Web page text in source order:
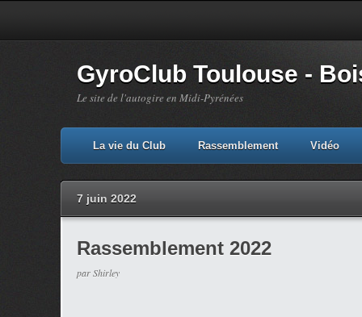
GyroClub Toulouse -
Le site de l'autogire en Midi-Pyrénées
La vie du Club Rassemblement Vidéo
7 juin 2022
Rassemblement 2022
par Shirley